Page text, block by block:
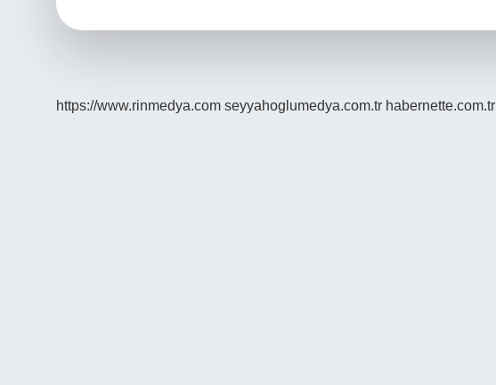
https://www.rinmedya.com seyyahoglumedya.com.tr habernette.com.tr